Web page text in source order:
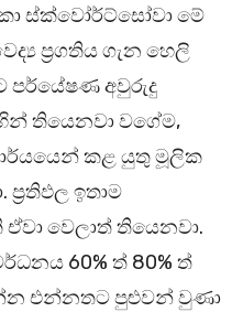
ස්ක්වෝර්ට්සෝවා මේ
ප්‍රගතිය ගැන හෙලි
පර්යේෂණ අවුරුදු
තියෙනවා වගේම,
කළ යුතු මූලික
ඉතාම
වෙලාත් තියෙනවා.
60% ත් 80% ත්
එන්නතට පුළුවන් වුණා